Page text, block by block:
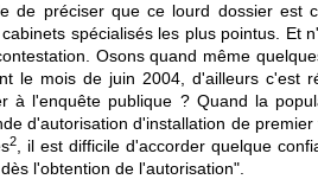
de préciser que ce lourd dossier est
spécialisés les plus pointus. Et
Osons quand même
le mois de juin 2004, d'ailleurs c'est
l'enquête publique ? Quand la
d'autorisation d'installation de premier
2
, il est difficile d'accorder quelque
l'obtention de l'autorisation".